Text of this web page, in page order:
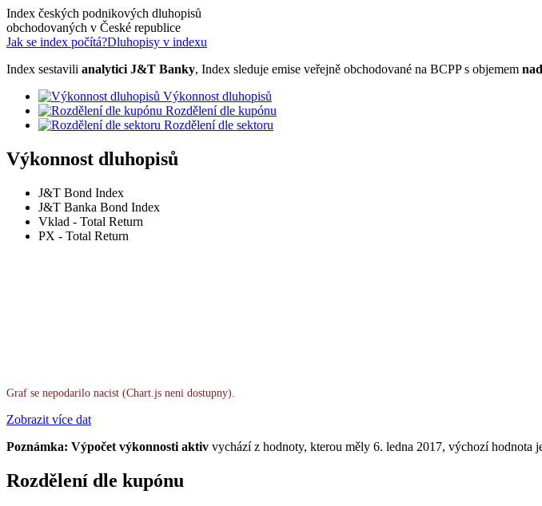
Index českých podnikových dluhopisů
obchodovaných v České republice
Jak se index počítá?Dluhopisy v indexu
Index sestavili analytici J&T Banky, Index sleduje emise veřejně obchodované na BCPP s objemem
Výkonnost dluhopisů
Rozdělení dle kupónu
Rozdělení dle sektoru
Výkonnost dluhopisů
J&T Bond Index
J&T Banka Bond Index
Vklad - Total Return
PX - Total Return
Graf se nepodarilo nacist (Chart.js neni dostupny).
Zobrazit více dat
Poznámka: Výpočet výkonnosti aktiv vychází z hodnoty, kterou měly 6. ledna 2017, výchozí hodnota
Rozdělení dle kupónu